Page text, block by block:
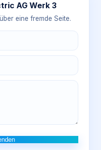
AG Werk 3
eine fremde Seite.